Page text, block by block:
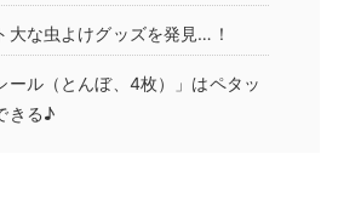
大な虫よけグッズを発見…！
ール（とんぼ、4枚）」はペタッ
きる♪